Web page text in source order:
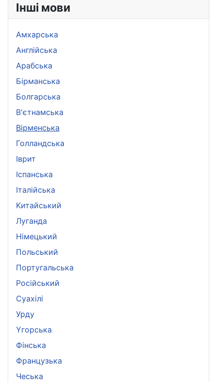
Інші мови
Амхарська
Aнглійська
Арабська
Бірманська
Болгарська
B'єтнамська
Вірменська
Голландська
Іврит
Іспанська
Iталійська
Kитайський
Луганда
Німецький
Польський
Португальська
Pосійський
Суахілі
Урду
Yгорська
Фінська
Французька
Чеська